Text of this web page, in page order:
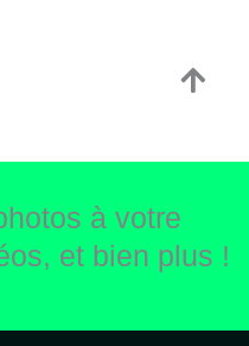
à votre
et bien plus !